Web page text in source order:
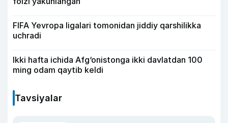
FIFA Yevropa ligalari tomonidan jiddiy qarshilikka
uchradi
Ikki hafta ichida Afg‘onistonga ikki davlatdan 100
ming odam qaytib keldi
Tavsiyalar